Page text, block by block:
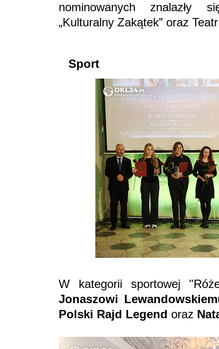
nominowanych znalazły
„Kulturalny Zakątek” oraz
Sport
W kategorii sportowej
Jonaszowi
Polski Rajd Legend oraz